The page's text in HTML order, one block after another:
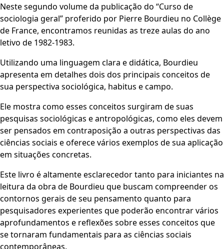
Neste segundo volume da publicação do “Curso de
sociologia geral” proferido por Pierre Bourdieu no Collège
de France, encontramos reunidas as treze aulas do ano
letivo de 1982-1983.
Utilizando uma linguagem clara e didática, Bourdieu
apresenta em detalhes dois dos principais conceitos de
sua perspectiva sociológica, habitus e campo.
Ele mostra como esses conceitos surgiram de suas
pesquisas sociológicas e antropológicas, como eles devem
ser pensados em contraposição a outras perspectivas das
ciências sociais e oferece vários exemplos de sua aplicação
em situações concretas.
Este livro é altamente esclarecedor tanto para iniciantes na
leitura da obra de Bourdieu que buscam compreender os
contornos gerais de seu pensamento quanto para
pesquisadores experientes que poderão encontrar vários
aprofundamentos e reflexões sobre esses conceitos que
se tornaram fundamentais para as ciências sociais
contemporâneas.